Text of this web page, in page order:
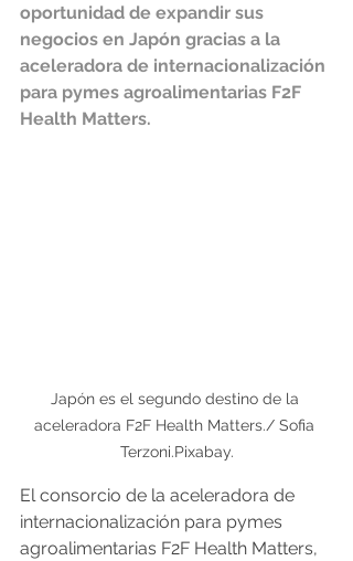
oportunidad de expandir sus
negocios en Japón gracias a la
aceleradora de internacionalización
para pymes agroalimentarias F2F
Health Matters.
Japón es el segundo destino de la
aceleradora F2F Health Matters./ Sofia
Terzoni.Pixabay.
El consorcio de la aceleradora de
internacionalización para pymes
agroalimentarias F2F Health Matters,